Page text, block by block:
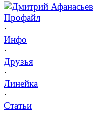
Дмитрий Афанасьев
Профайл
·
Инфо
·
Друзья
·
Линейка
·
Статьи